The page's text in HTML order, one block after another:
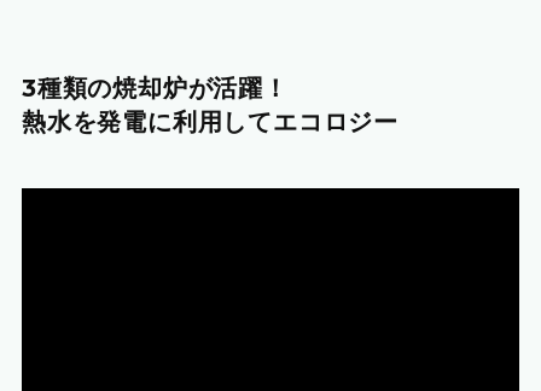
3種類の焼却炉が活躍！
熱水を発電に利用してエコロジー